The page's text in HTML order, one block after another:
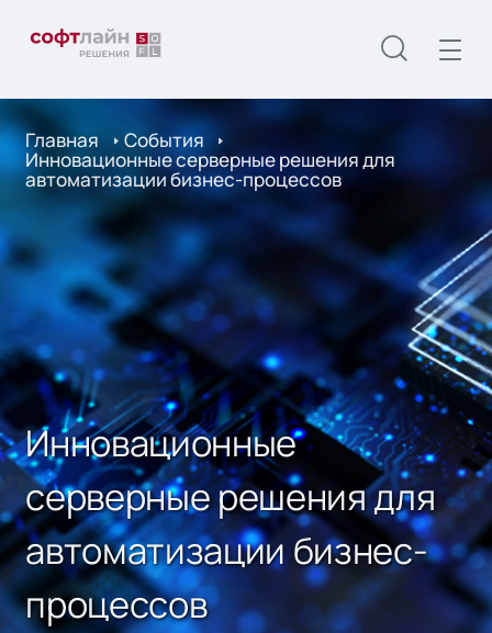
Главная События
Инновационные серверные решения для
автоматизации бизнес-процессов
Инновационные
серверные решения для
автоматизации бизнес-
процессов